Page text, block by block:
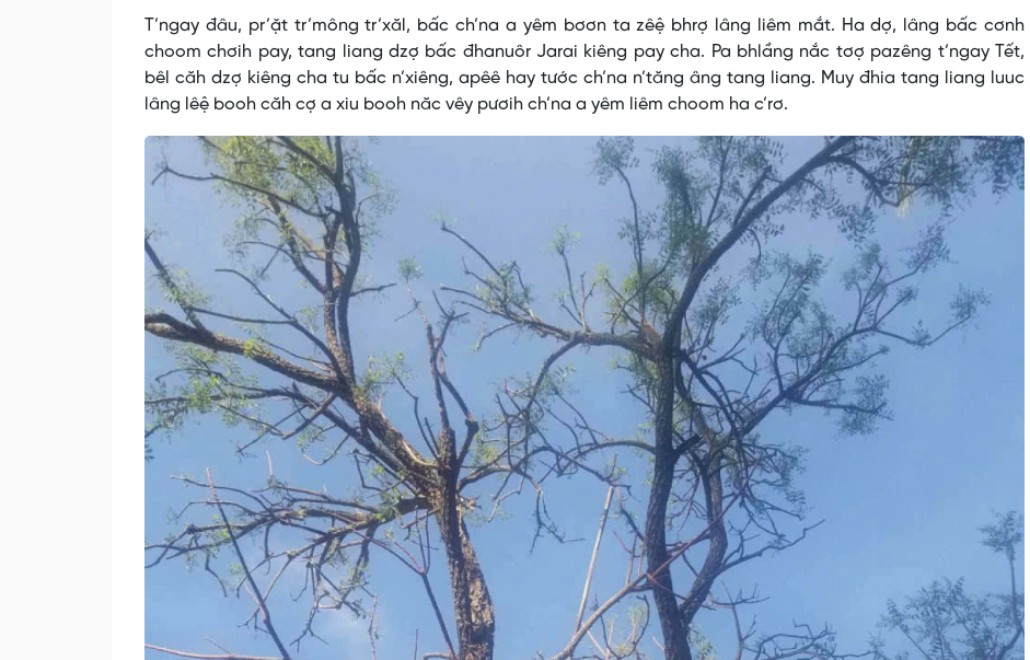
T’ngay đâu, pr’ặt tr’mông tr’xăl, bấc ch’na a yêm bơơn ta zêệ bhrợ lâng liêm mắt. Ha dợ, lâng bấc cơnh
choom chơih pay, tang liang dzợ bấc đhanuôr Jarai kiêng pay cha. Pa bhlầng nắc tơợ pazêng t’ngay Tết,
bêl căh dzợ kiêng cha tu bấc n’xiêng, apêê hay tước ch’na n’tăng âng tang liang. Muy đhia tang liang luuc
lâng lêệ booh căh cợ a xiu booh năc vêy pươih ch’na a yêm liêm choom ha c’rơ.